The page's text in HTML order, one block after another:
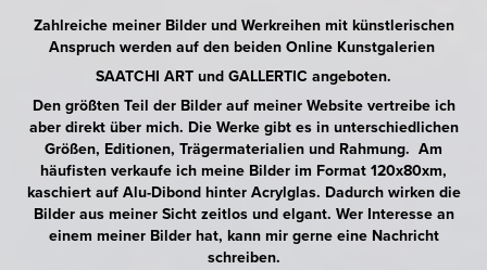
Zahlreiche meiner Bilder und Werkreihen mit künstlerischen
Anspruch werden auf den beiden Online Kunstgalerien
SAATCHI ART und GALLERTIC angeboten.
Den größten Teil der Bilder auf meiner Website vertreibe ich
aber direkt über mich. Die Werke gibt es in unterschiedlichen
Größen, Editionen, Trägermaterialien und Rahmung. Am
häufisten verkaufe ich meine Bilder im Format 120x80xm,
kaschiert auf Alu-Dibond hinter Acrylglas. Dadurch wirken die
Bilder aus meiner Sicht zeitlos und elgant. Wer Interesse an
einem meiner Bilder hat, kann mir gerne eine Nachricht
schreiben.